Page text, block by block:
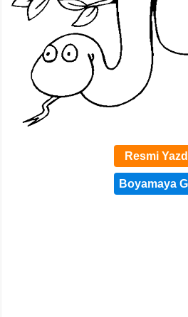
Resmi